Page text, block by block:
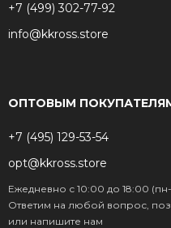
+7 (499) 302-77-92
info@kkross.store
ОПТОВЫМ
+7 (495) 129-53-54
opt@kkross.store
Ежедневно с 10:00 до 18:00 (пн-
Ответим на любой вопрос,
или напишите нам